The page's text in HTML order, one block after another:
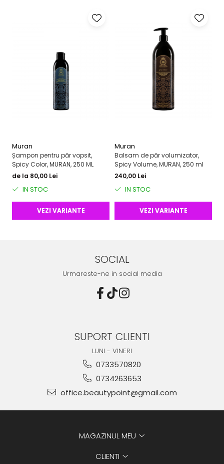
Muran
Șampon pentru păr vopsit,
Spicy Color, MURAN, 250 ML
de la 80,00 Lei
IN STOC
VEZI VARIANTE
Muran
Balsam de păr volumizator,
Spicy Volume, MURAN, 250 ml
240,00 Lei
IN STOC
VEZI VARIANTE
SOCIAL
Urmareste-ne in social media
SUPORT CLIENTI
LUNI - VINERI
0733570820
0734263653
office.beautypoint@gmail.com
MAGAZINUL MEU
CLIENTI